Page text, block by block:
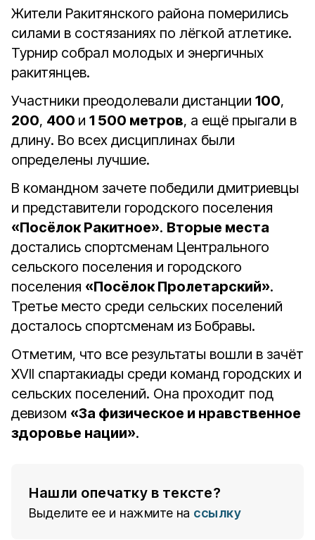
Жители Ракитянского района померились
силами в состязаниях по лёгкой атлетике.
Турнир собрал молодых и энергичных
ракитянцев.
Участники преодолевали дистанции 100,
200, 400 и 1 500 метров, а ещё прыгали в
длину. Во всех дисциплинах были
определены лучшие.
В командном зачете победили дмитриевцы
и представители городского поселения
«Посёлок Ракитное». Вторые места
достались спортсменам Центрального
сельского поселения и городского
поселения «Посёлок Пролетарский».
Третье место среди сельских поселений
досталось спортсменам из Бобравы.
Отметим, что все результаты вошли в зачёт
ХVII спартакиады среди команд городских и
сельских поселений. Она проходит под
девизом «За физическое и нравственное
здоровье нации».
Нашли опечатку в тексте?
Выделите ее и нажмите на ссылку